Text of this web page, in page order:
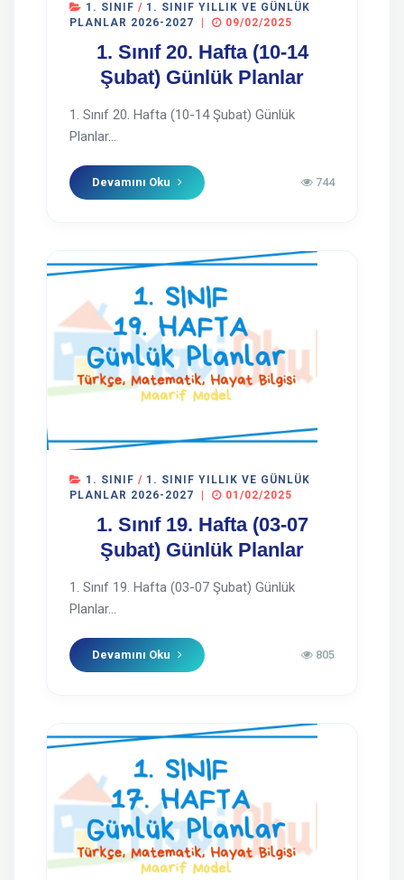
1. SINIF / 1. SINIF YILLIK VE GÜNLÜK
PLANLAR 2026-2027
09/02/2025
1. Sınıf 20. Hafta (10-14
Şubat) Günlük Planlar
1. Sınıf 20. Hafta (10-14 Şubat) Günlük
Planlar...
Devamını Oku 744
1. SINIF / 1. SINIF YILLIK VE GÜNLÜK
PLANLAR 2026-2027
01/02/2025
1. Sınıf 19. Hafta (03-07
Şubat) Günlük Planlar
1. Sınıf 19. Hafta (03-07 Şubat) Günlük
Planlar...
Devamını Oku 805